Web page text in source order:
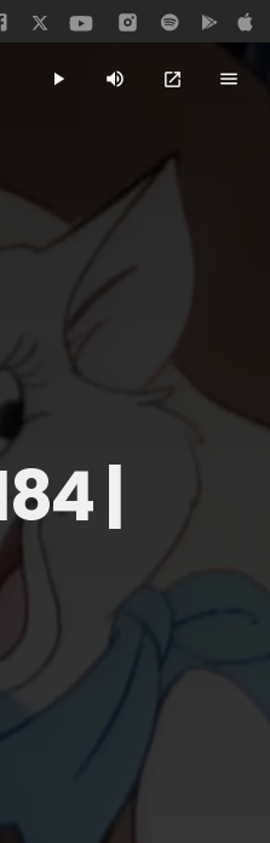
play_arrow volume_up open_in_new menu
|